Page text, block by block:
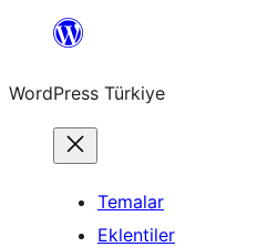
İçeriğe
WordPress Türkiye
Temalar
Eklentiler